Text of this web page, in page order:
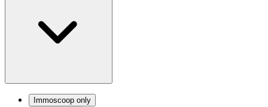
Immoscoop only